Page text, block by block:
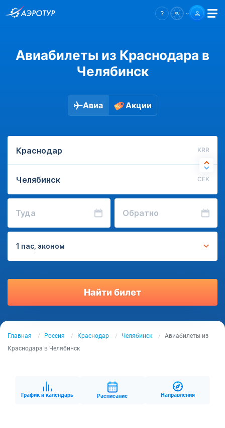
Авиабилеты из Краснодара в
Челябинск
Авиа Акции
KRR
CEK
Туда Обратно
1 пас, эконом
Найти билет
Главная Россия Краснодар Челябинск
Авиабилеты из
Краснодара в Челябинск
График и календарь Расписание Направления